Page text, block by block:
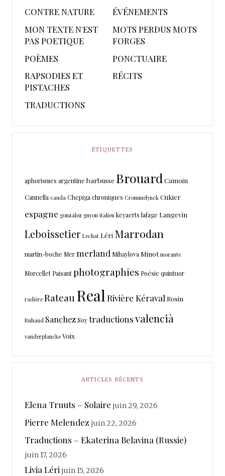
CONTRE NATURE
ÉVÉNEMENTS
MON TEXTE N'EST
PAS POETIQUE
MOTS PERDUS MOTS
FORGES
POÈMES
PONCTUAIRE
RAPSODIES ET
PISTACHES
RÉCITS
TRADUCTIONS
ÉTIQUETTES
aphorismes argentine barbusse Brouard Camoin
Cannella cauda Chepigachroniques Crommelynck Cukier
espagne gonzález guyon italien keyaerts lafage Langevin
Leboissetier Lechat Léri Marrodan
martin-boche Mermerland Mihaylova Minot morante
Morcellet Paisantphotographies Poésie quintuor
radière RateauReal Rivière Kéraval Rosin
Ruhaud SanchezSoytraductionsvalencià
vanderplancke Voix
ARTICLES RÉCENTS
Elena Truuts – Solaire juin 29, 2026
Pierre Melendez juin 22, 2026
Traductions – Ekaterina Belavina (Russie)
juin 17, 2026
Livia Léri juin 15, 2026